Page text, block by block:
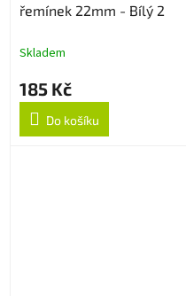
řemínek 22mm - Bílý 2
Skladem
185 Kč
Do košíku